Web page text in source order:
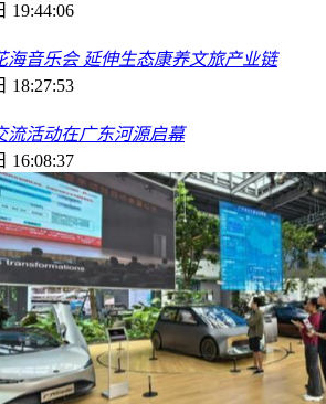
19:44:06
海音乐会 延伸生态康养文旅产业链
18:27:53
流活动在广东河源启幕
16:08:37